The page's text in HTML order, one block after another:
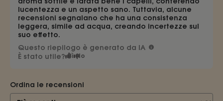
lucentezza e un aspetto sano. Tuttavia, alcune
recensioni segnalano che ha una consistenza
leggera, simile ad acqua, creando incertezze sul
suo effetto.
Questo riepilogo è generato da IA
È stato utile? Sì No
Ordina le recensioni